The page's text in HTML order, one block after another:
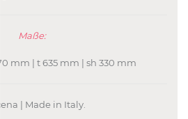
Maße:
mm | t 635 mm | sh 330 mm
| Made in Italy.